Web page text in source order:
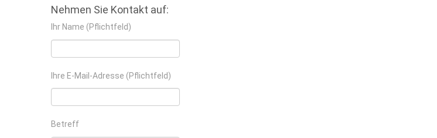
Nehmen Sie Kontakt auf:
Ihr Name (Pflichtfeld)
Ihre E-Mail-Adresse (Pflichtfeld)
Betreff